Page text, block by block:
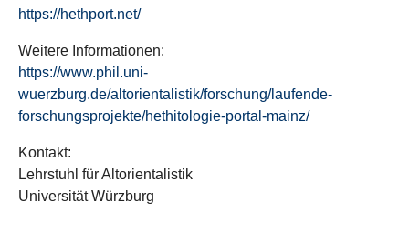
https://hethport.net/
Weitere Informationen:
https://www.phil.uni-
wuerzburg.de/altorientalistik/forschung/laufende-
forschungsprojekte/hethitologie-portal-mainz/
Kontakt:
Lehrstuhl für Altorientalistik
Universität Würzburg